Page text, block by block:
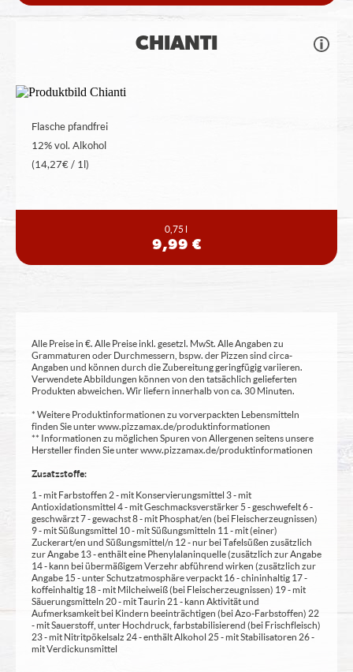
CHIANTI
Flasche pfandfrei
12% vol. Alkohol
(14,27€ / 1l)
0,75 l
9,99 €
Alle Preise in €. Alle Preise inkl. gesetzl. MwSt. Alle Angaben zu
Grammaturen oder Durchmessern, bspw. der Pizzen sind circa-
Angaben und können durch die Zubereitung geringfügig variieren.
Verwendete Abbildungen können von den tatsächlich gelieferten
Produkten abweichen. Wir liefern innerhalb von ca. 30 Minuten.
* Weitere Produktinformationen zu vorverpackten Lebensmitteln
finden Sie unter www.pizzamax.de/produktinformationen
** Informationen zu möglichen Spuren von Allergenen seitens unsere
Hersteller finden Sie unter www.pizzamax.de/produktinformationen
Zusatzstoffe:
1 - mit Farbstoffen 2 - mit Konservierungsmittel 3 - mit
Antioxidationsmittel 4 - mit Geschmacksverstärker 5 - geschwefelt 6 -
geschwärzt 7 - gewachst 8 - mit Phosphat/en (bei Fleischerzeugnissen)
9 - mit Süßungsmittel 10 - mit Süßungsmitteln 11 - mit (einer)
Zuckerart/en und Süßungsmittel/n 12 - nur bei Tafelsüßen zusätzlich
zur Angabe 13 - enthält eine Phenylalaninquelle (zusätzlich zur Angabe
14 - kann bei übermäßigem Verzehr abführend wirken (zusätzlich zur
Angabe 15 - unter Schutzatmosphäre verpackt 16 - chininhaltig 17 -
koffeinhaltig 18 - mit Milcheiweiß (bei Fleischerzeugnissen) 19 - mit
Säuerungsmitteln 20 - mit Taurin 21 - kann Aktivität und
Aufmerksamkeit bei Kindern beeinträchtigen (bei Azo-Farbstoffen) 22
- mit Sauerstoff, unter Hochdruck, farbstabilisierend (bei Frischfleisch)
23 - mit Nitritpökelsalz 24 - enthält Alkohol 25 - mit Stabilisatoren 26 -
mit Verdickunsmittel